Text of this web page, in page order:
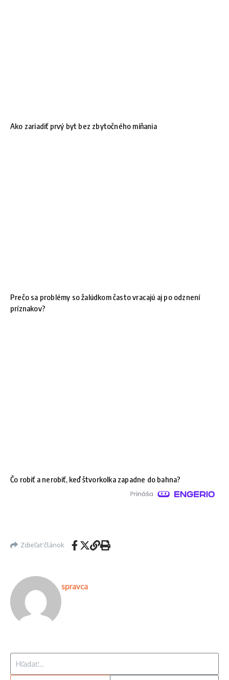
Ako zariadiť prvý byt bez zbytočného míňania
Prečo sa problémy so žalúdkom často vracajú aj po odznení
príznakov?
Čo robiť a nerobiť, keď štvorkolka zapadne do bahna?
Zdieľať článok
spravca